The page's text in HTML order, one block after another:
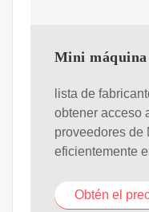
Mini máquina
lista de
obtener acceso
proveedores de
eficientemente
Obtén el